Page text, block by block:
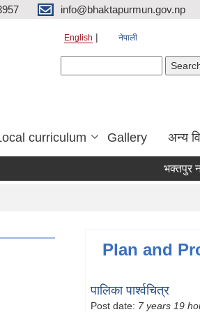
info@bhaktapurmun.gov.np
English नेपाली
curriculum Gallery अन्य
भक्तपुर
Plan and
पालिका पार्श्वचित्र
Post date: 7 years 19